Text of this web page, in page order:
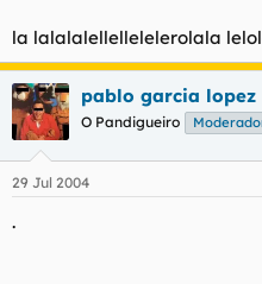
la lalalalellellelelerolala
pablo garcia lopez
O Pandigueiro
29 Jul 2004
.